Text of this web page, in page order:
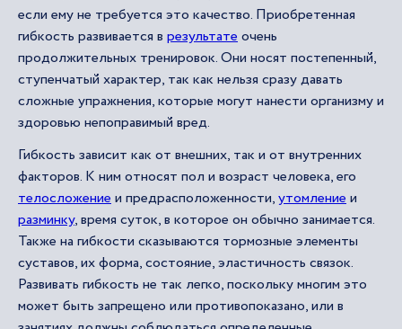
если ему не требуется это качество. Приобретенная
гибкость развивается в результатеочень
продолжительных тренировок. Они носят постепенный,
ступенчатый характер, так как нельзя сразу давать
сложные упражнения, которые могут нанести организму и
здоровью непоправимый вред.
Гибкость зависит как от внешних, так и от внутренних
факторов. К ним относят пол и возраст человека, его
телосложениеи предрасположенности,утомлениеи
разминку, время суток, в которое он обычно занимается.
Также на гибкости сказываются тормозные элементы
суставов, их форма, состояние, эластичность связок.
Развивать гибкость не так легко, поскольку многим это
может быть запрещено или противопоказано, или в